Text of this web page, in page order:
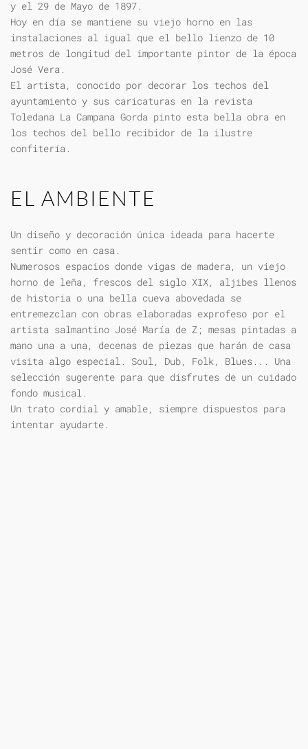
y el 29 de Mayo de 1897.
Hoy en día se mantiene su viejo horno en las
instalaciones al igual que el bello lienzo de 10
metros de longitud del importante pintor de la época
José Vera.
El artista, conocido por decorar los techos del
ayuntamiento y sus caricaturas en la revista
Toledana La Campana Gorda pinto esta bella obra en
los techos del bello recibidor de la ilustre
confitería.
EL AMBIENTE
Un diseño y decoración única ideada para hacerte
sentir como en casa.
Numerosos espacios donde vigas de madera, un viejo
horno de leña, frescos del siglo XIX, aljibes llenos
de historia o una bella cueva abovedada se
entremezclan con obras elaboradas exprofeso por el
artista salmantino José María de Z; mesas pintadas a
mano una a una, decenas de piezas que harán de casa
visita algo especial. Soul, Dub, Folk, Blues... Una
selección sugerente para que disfrutes de un cuidado
fondo musical.
Un trato cordial y amable, siempre dispuestos para
intentar ayudarte.